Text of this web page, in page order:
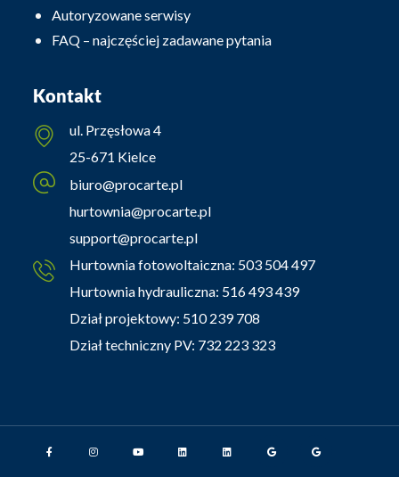
Autoryzowane serwisy
FAQ – najczęściej zadawane pytania
Kontakt
ul. Przęsłowa 4
25-671 Kielce
biuro@procarte.pl
hurtownia@procarte.pl
support@procarte.pl
Hurtownia fotowoltaiczna: 503 504 497
Hurtownia hydrauliczna: 516 493 439
Dział projektowy: 510 239 708
Dział techniczny PV: 732 223 323